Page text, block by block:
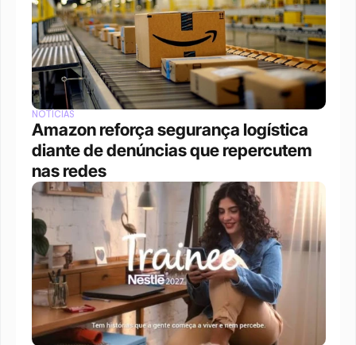
NOTÍCIAS
Amazon reforça segurança logística
diante de denúncias que repercutem
nas redes